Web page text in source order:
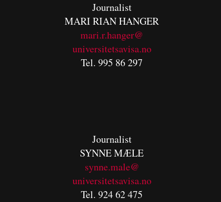
Journalist
MARI RIAN HANGER
mari.r.hanger@
universitetsavisa.no
Tel. 995 86 297
Journalist
SYNNE MÆLE
synne.male@
universitetsavisa.no
Tel. 924 62 475